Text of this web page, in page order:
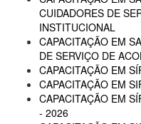
CUIDADORES DE
INSTITUCIONAL
CAPACITAÇÃO EM
DE SERVIÇO DE
CAPACITAÇÃO EM
CAPACITAÇÃO EM
CAPACITAÇÃO EM
- 2026